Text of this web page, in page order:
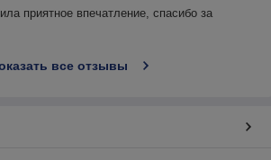
приятное впечатление, спасибо за
все отзывы